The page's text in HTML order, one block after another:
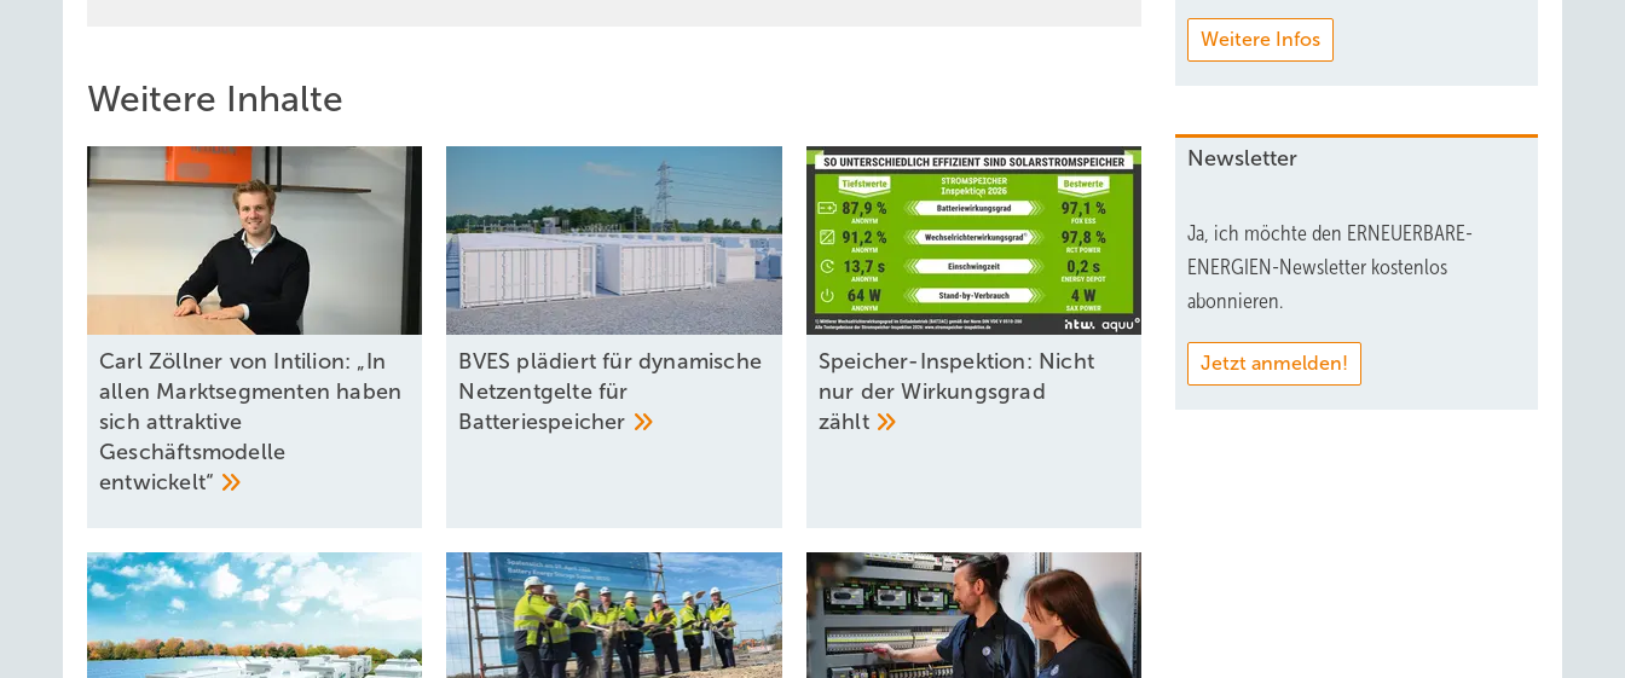
Weitere Inhalte
Carl Zöllner von Intilion: „In
allen Marktsegmenten haben
sich attraktive
Geschäftsmodelle
entwickelt“
BVES plädiert für dynamische
Netzentgelte für
Batteriespeicher
Speicher-Inspektion: Nicht
nur der Wirkungsgrad
zählt
Weitere Infos
Newsletter
Ja, ich möchte den ERNEUERBARE-
ENERGIEN-Newsletter kostenlos
abonnieren.
Jetzt anmelden!